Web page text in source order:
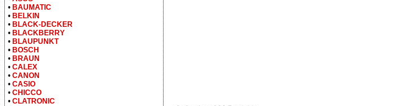
• BAUMATIC
• BELKIN
• BLACK-DECKER
• BLACKBERRY
• BLAUPUNKT
• BOSCH
• BRAUN
• CALEX
• CANON
• CASIO
• CHICCO
• CLATRONIC